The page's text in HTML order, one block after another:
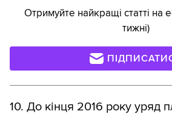
Отримуйте найкращі статті на
тижні)
10. До кінця 2016 року уряд